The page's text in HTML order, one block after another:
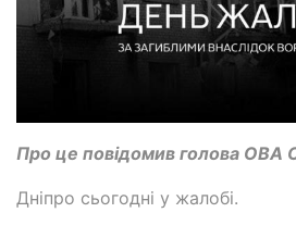
Про це повідомив голова ОВА
Дніпро сьогодні у жалобі.